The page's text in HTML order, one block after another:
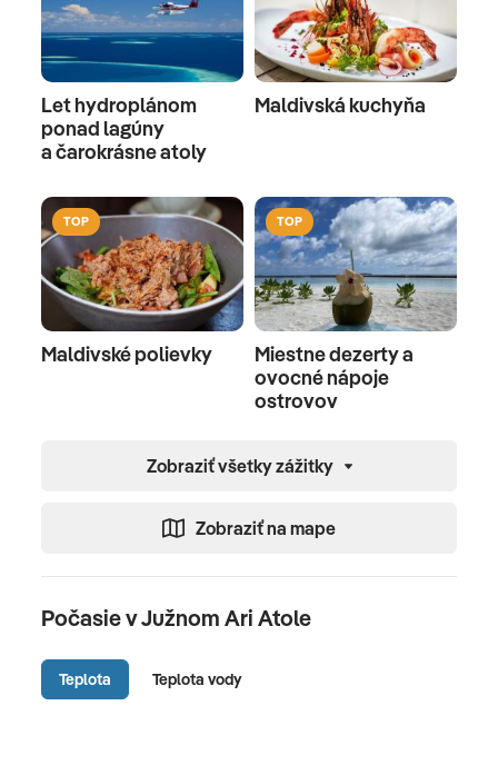
Let hydroplánom
ponad lagúny
a čarokrásne atoly
Maldivská kuchyňa
TOP
Maldivské polievky
TOP
Miestne dezerty a
ovocné nápoje
ostrovov
Zobraziť všetky zážitky
Zobraziť na mape
Počasie v Južnom Ari Atole
Teplota Teplota vody